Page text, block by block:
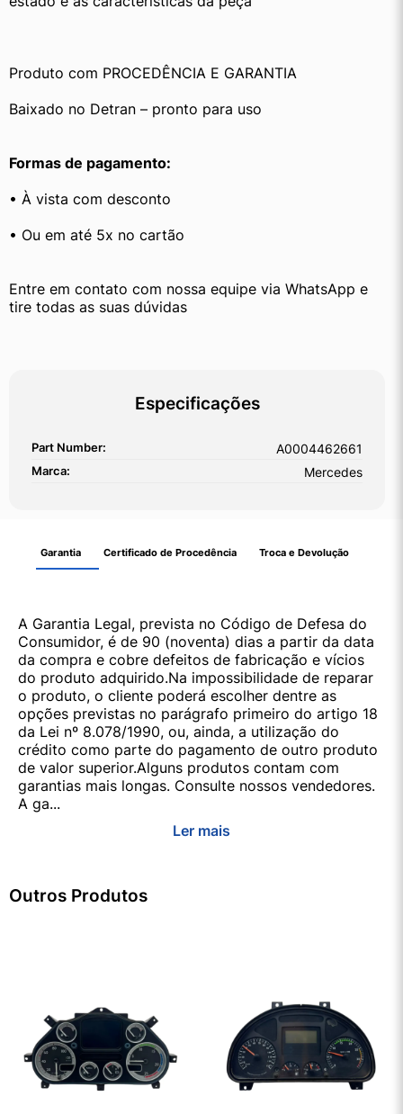
Produto com PROCEDÊNCIA E GARANTIA
Baixado no Detran – pronto para uso
Formas de pagamento:
• À vista com desconto
• Ou em até 5x no cartão
Entre em contato com nossa equipe via WhatsApp e
tire todas as suas dúvidas
Especificações
Part Number: A0004462661
Marca: Mercedes
Garantia Certificado de Procedência Troca e Devolução
A Garantia Legal, prevista no Código de Defesa do
Consumidor, é de 90 (noventa) dias a partir da data
da compra e cobre defeitos de fabricação e vícios
do produto adquirido.Na impossibilidade de reparar
o produto, o cliente poderá escolher dentre as
opções previstas no parágrafo primeiro do artigo 18
da Lei nº 8.078/1990, ou, ainda, a utilização do
crédito como parte do pagamento de outro produto
de valor superior.Alguns produtos contam com
garantias mais longas. Consulte nossos vendedores.
A ga...
Ler mais
Outros Produtos